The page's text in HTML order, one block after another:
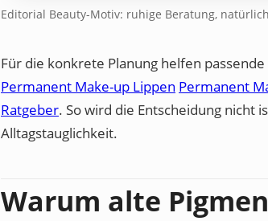
Editorial Beauty-Motiv: ruhige Beratung,
Für die konkrete Planung helfen
Permanent Make-up Lippen Permanent
Ratgeber. So wird die Entscheidung nicht
Alltagstauglichkeit.
Warum alte